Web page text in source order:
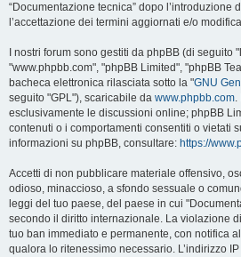
“Documentazione tecnica” dopo l’introduzione
l’accettazione dei termini aggiornati e/o
I nostri forum sono gestiti da phpBB (di seguito
"www.phpbb.com", "phpBB Limited", "phpBB
bacheca elettronica rilasciata sotto la "GNU
seguito "GPL"), scaricabile da www.phpbb.com.
esclusivamente le discussioni online; phpBB
contenuti o i comportamenti consentiti o vietati
informazioni su phpBB, consultare: https://
Accetti di non pubblicare materiale offensivo,
odioso, minaccioso, a sfondo sessuale o
leggi del tuo paese, del paese in cui
secondo il diritto internazionale. La violazione
tuo ban immediato e permanente, con notifica
qualora lo ritenessimo necessario. L’indirizzo